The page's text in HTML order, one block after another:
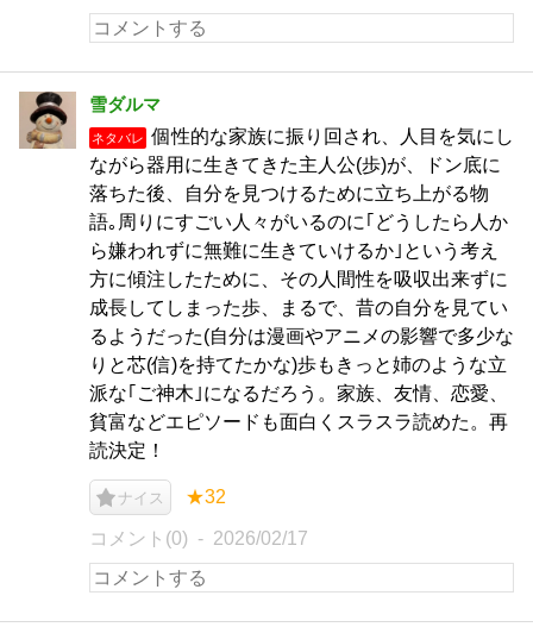
雪ダルマ
ネタバレ
個性的な家族に振り回され、人目を気にし
ながら器用に生きてきた主人公(歩)が、ドン底に
落ちた後、自分を見つけるために立ち上がる物
語｡周りにすごい人々がいるのに｢どうしたら人か
ら嫌われずに無難に生きていけるか｣という考え
方に傾注したために、その人間性を吸収出来ずに
成長してしまった歩、まるで、昔の自分を見てい
るようだった(自分は漫画やアニメの影響で多少な
りと芯(信)を持てたかな)歩もきっと姉のような立
派な｢ご神木｣になるだろう。家族、友情、恋愛、
貧富などエピソードも面白くスラスラ読めた。再
読決定！
ナイス ★32
コメント(0) 2026/02/17